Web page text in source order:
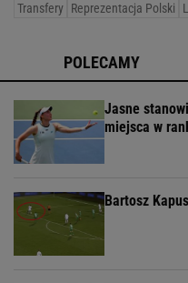
Transfery Reprezentacja Polski
POLECAMY
Jasne
miejsca w
Bartosz